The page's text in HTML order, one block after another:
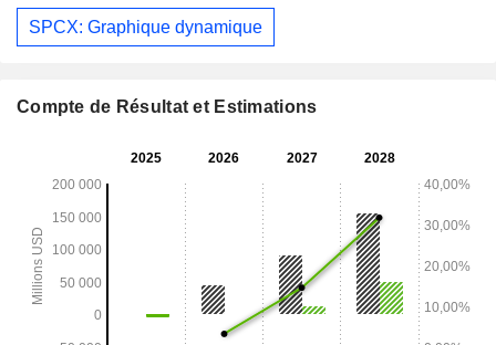
SPCX: Graphique dynamique
Compte de Résultat et Estimations